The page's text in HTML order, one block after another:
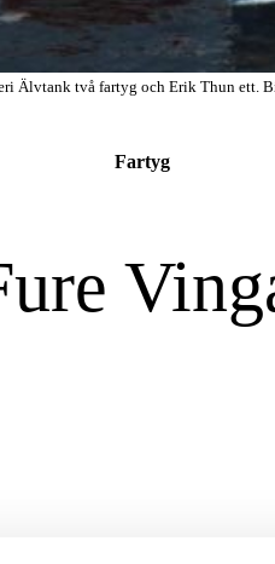
Älvtank två fartyg och Erik Thun ett.
Fartyg